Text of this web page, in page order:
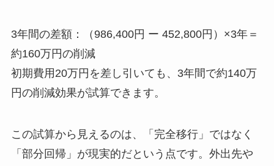
3年間の差額：（986,400円 ー 452,800円）×3年＝
約160万円の削減
初期費用20万円を差し引いても、3年間で約140万
円の削減効果が試算できます。
この試算から見えるのは、「完全移行」ではなく
「部分回帰」が現実的だという点です。外出先や